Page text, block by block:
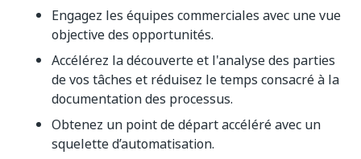
Engagez les équipes commerciales avec une vue
objective des opportunités.
Accélérez la découverte et l'analyse des parties
de vos tâches et réduisez le temps consacré à la
documentation des processus.
Obtenez un point de départ accéléré avec un
squelette d’automatisation.